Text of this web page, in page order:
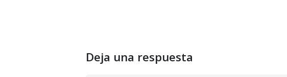
Deja una respuesta